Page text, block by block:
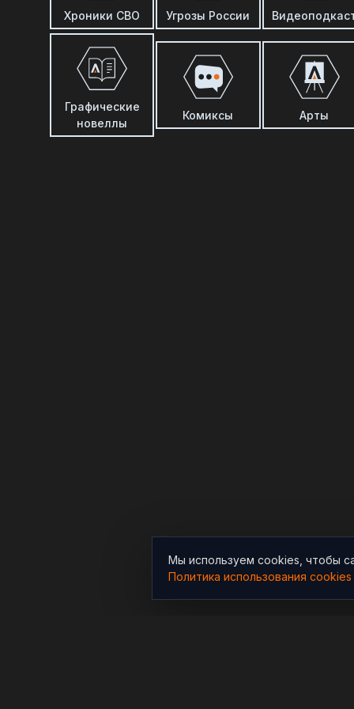
Хроники СВО Угрозы России
Графические
новеллы
Комиксы Арты
Мы используем cookies, чтобы
Политика использования cookies